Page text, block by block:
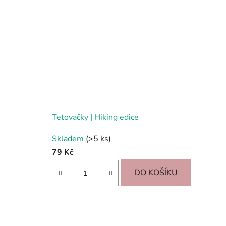
Tetovačky | Hiking edice
Skladem (>5 ks)
79 Kč
DO KOŠÍKU